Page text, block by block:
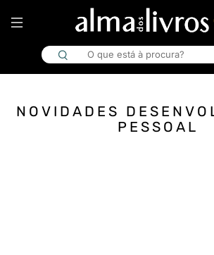
NOVIDADES
PESSOAL